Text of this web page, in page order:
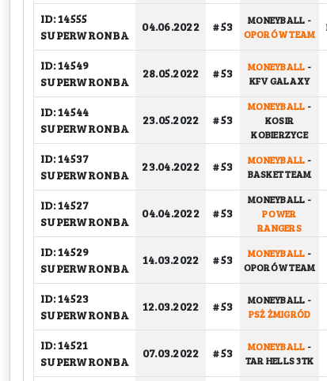
ID: 14555
SUPERWRONBA
04.06.2022 # 53 MONEYBALL -
OPORÓW TEAM
ID: 14549
SUPERWRONBA
28.05.2022 # 53 MONEYBALL -
KFV GALAXY
ID: 14544
SUPERWRONBA
23.05.2022 # 53
MONEYBALL -
KOSIR
KOBIERZYCE
ID: 14537
SUPERWRONBA
23.04.2022 # 53 MONEYBALL -
BASKET TEAM
ID: 14527
SUPERWRONBA
04.04.2022 # 53
MONEYBALL -
POWER
RANGERS
ID: 14529
SUPERWRONBA
14.03.2022 # 53 MONEYBALL -
OPORÓW TEAM
ID: 14523
SUPERWRONBA
12.03.2022 # 53 MONEYBALL -
PSŻ ŻMIGRÓD
ID: 14521
SUPERWRONBA
07.03.2022 # 53 MONEYBALL -
TAR HELLS 3TK